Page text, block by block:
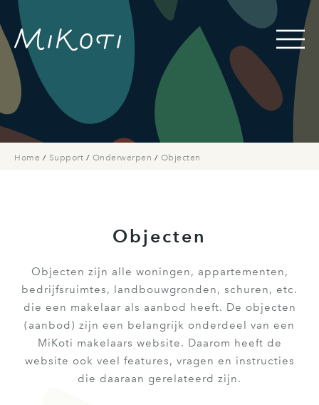
Home / Support / Onderwerpen / Objecten
Objecten
Objecten zijn alle woningen, appartementen,
bedrijfsruimtes, landbouwgronden, schuren, etc.
die een makelaar als aanbod heeft. De objecten
(aanbod) zijn een belangrijk onderdeel van een
MiKoti makelaars website. Daarom heeft de
website ook veel features, vragen en instructies
die daaraan gerelateerd zijn.